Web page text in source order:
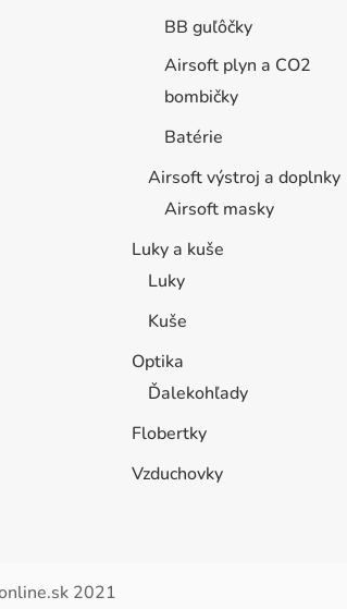
BB guľôčky
Airsoft plyn a CO2
bombičky
Batérie
Airsoft výstroj a doplnky
Airsoft masky
Luky a kuše
Luky
Kuše
Optika
Ďalekohľady
Flobertky
Vzduchovky
2021